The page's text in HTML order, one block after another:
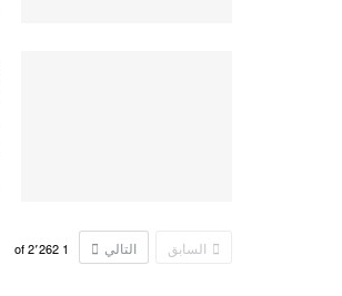
السابق التالي 1
of2٬262